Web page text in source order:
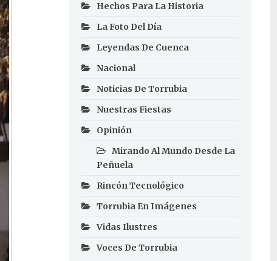
Hechos Para La Historia
La Foto Del Día
Leyendas De Cuenca
Nacional
Noticias De Torrubia
Nuestras Fiestas
Opinión
Mirando Al Mundo Desde La
Peñuela
Rincón Tecnológico
Torrubia En Imágenes
Vidas Ilustres
Voces De Torrubia